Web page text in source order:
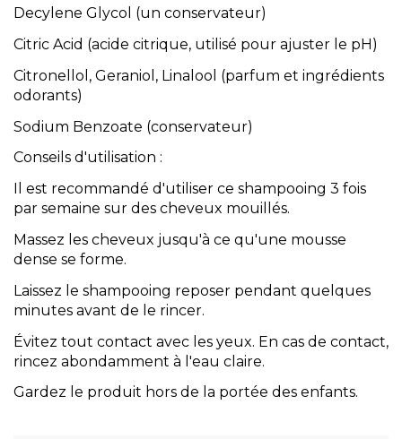
Decylene Glycol (un conservateur)
Citric Acid (acide citrique, utilisé pour ajuster le pH)
Citronellol, Geraniol, Linalool (parfum et ingrédients
odorants)
Sodium Benzoate (conservateur)
Conseils d'utilisation :
Il est recommandé d'utiliser ce shampooing 3 fois
par semaine sur des cheveux mouillés.
Massez les cheveux jusqu'à ce qu'une mousse
dense se forme.
Laissez le shampooing reposer pendant quelques
minutes avant de le rincer.
Évitez tout contact avec les yeux. En cas de contact,
rincez abondamment à l'eau claire.
Gardez le produit hors de la portée des enfants.